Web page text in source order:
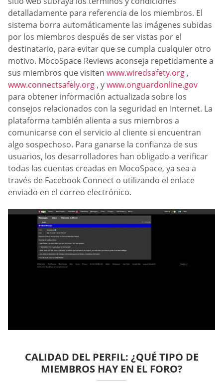
detalladamente para referencia de los miembros. El
sistema borra automáticamente las imágenes subidas
por los miembros después de ser vistas por el
destinatario, para evitar que se cumpla cualquier otro
motivo. MocoSpace Reviews aconseja repetidamente a
sus miembros que visiten www.wiredsafety.org,
www.connectsafely.org, ywww.onguardonline.gov
para obtener información actualizada sobre los
consejos relacionados con la seguridad en Internet. La
plataforma también alienta a sus miembros a
comunicarse con el servicio al cliente si encuentran
algo sospechoso. Para ganarse la confianza de sus
usuarios, los desarrolladores han obligado a verificar
todas las cuentas creadas en MocoSpace, ya sea a
través de Facebook Connect o utilizando el enlace
enviado en el correo electrónico.
CALIDAD DEL PERFIL: ¿QUÉ TIPO DE
MIEMBROS HAY EN EL FORO?